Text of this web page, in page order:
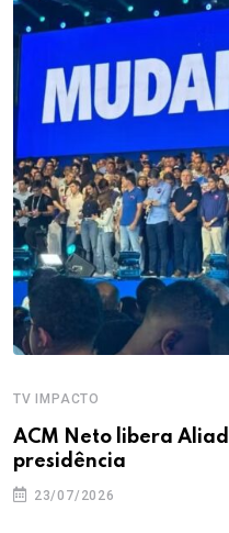
TV IMPACTO
ACM Neto libera
presidência
23/07/2026